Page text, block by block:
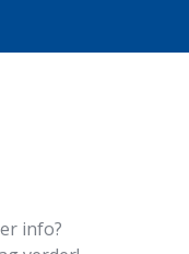
info?